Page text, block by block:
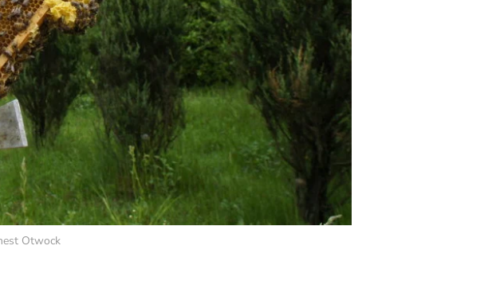
Otwock